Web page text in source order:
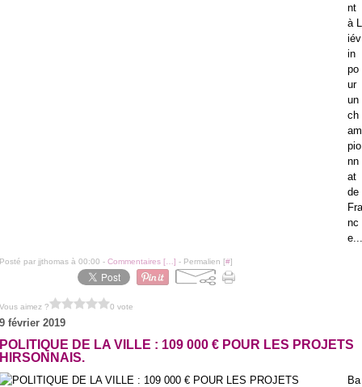
nt
à L
iév
in
po
ur
un
ch
am
pio
nn
at
de
Fra
nc
e...
Posté par jjthomas à 00:00 - Commentaires [ ] - Permalien [#]
Vous aimez ? 0 vote
9 février 2019
POLITIQUE DE LA VILLE : 109 000 € POUR LES PROJETS
HIRSONNAIS.
Ba